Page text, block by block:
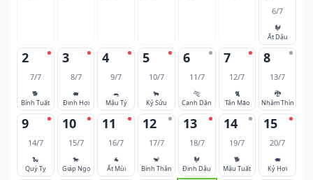
6/7
🐓
Ất Dậu
2
7/7
🐕
Bính Tuất
3
8/7
🐖
Đinh Hợi
4
9/7
🐀
Mậu Tý
5
10/7
🐂
Kỷ Sửu
6
11/7
🐅
Canh Dần
7
12/7
🐈
Tân Mão
8
13/7
🐉
Nhâm Thìn
9
14/7
🐍
Quý Tỵ
10
15/7
🐎
Giáp Ngọ
11
16/7
🐐
Ất Mùi
12
17/7
🐒
Bính Thân
13
18/7
🐓
Đinh Dậu
14
19/7
🐕
Mậu Tuất
15
20/7
🐖
Kỷ Hợi